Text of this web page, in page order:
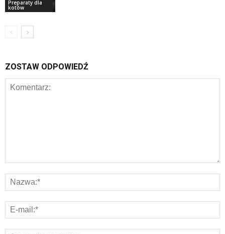
Preparaty dla
kotów
ZOSTAW ODPOWIEDŹ